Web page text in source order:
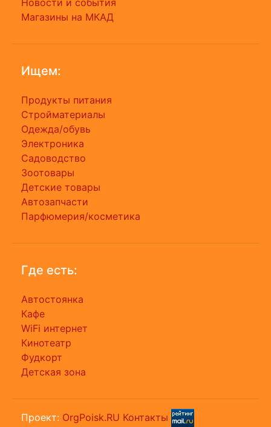
Новости и события
Магазины на МКАД
Ищем:
Продукты питания
Стройматериалы
Одежда/обувь
Электроника
Садоводство
Зоотовары
Детские товары
Автозапчасти
Парфюмерия/косметика
Где есть:
Автостоянка
Кафе
WiFi интернет
Кинотеатр
Фудкорт
Детская зона
Проект: OrgPoisk.RU Контакты